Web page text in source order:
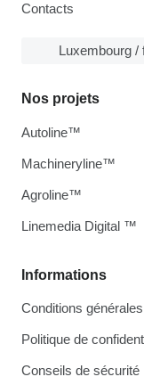
Contacts
Luxembourg /
Informations
Conditions
Politique de
Conseils de sécurité
Nos projets
Autoline™
Machineryline™
Agroline™
Linemedia Digital ™